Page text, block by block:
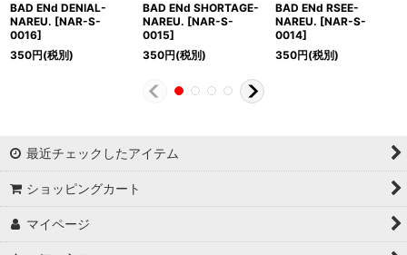
BAD ENd DENIAL-
NAREU. [NAR-S-
0016]
350円(税別)
BAD ENd SHORTAGE-
NAREU. [NAR-S-
0015]
350円(税別)
BAD ENd RSEE-
NAREU. [NAR-S-
0014]
350円(税別)
最近チェックしたアイテム
ショッピングカート
マイページ